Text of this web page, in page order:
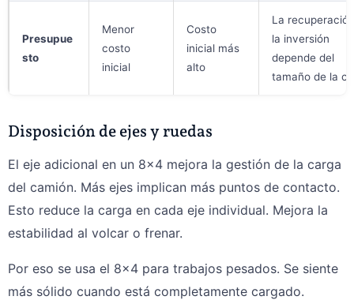
Presupue
sto
Menor
costo
inicial
Costo
inicial más
alto
La
la inversión
depende del
tamaño de la
Disposición de ejes y ruedas
El eje adicional en un 8x4 mejora la gestión de la carga
del camión. Más ejes implican más puntos de contacto.
Esto reduce la carga en cada eje individual. Mejora la
estabilidad al volcar o frenar.
Por eso se usa el 8×4 para trabajos pesados. Se siente
más sólido cuando está completamente cargado.